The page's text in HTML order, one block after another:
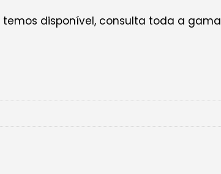
disponível, consulta toda a gama